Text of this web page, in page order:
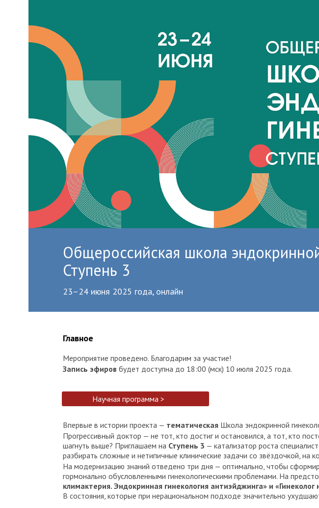
Общероссийская школа
Ступень 3
23–24 июня 2025 года, онлайн
Главное
Мероприятие проведено. Благодарим за участие!
Запись эфиров будет доступна до 18:00 (мск) 10 июля 2025 года.
Научная программа >
Впервые в истории проекта — тематическая Школа эндокринной
Прогрессивный доктор — не тот, кто достиг и остановился, а тот, кто
шагнуть выше? Приглашаем на Ступень 3 — катализатор роста
разбирать сложные и нетипичные клинические задачи со звёздочкой, на
На модернизацию знаний отведено три дня — оптимально, чтобы
гормонально обусловленными гинекологическими проблемами. На
климактерия. Эндокринная гинекология антиэйджинга» и
В состояния, которые при нерациональном подходе значительно